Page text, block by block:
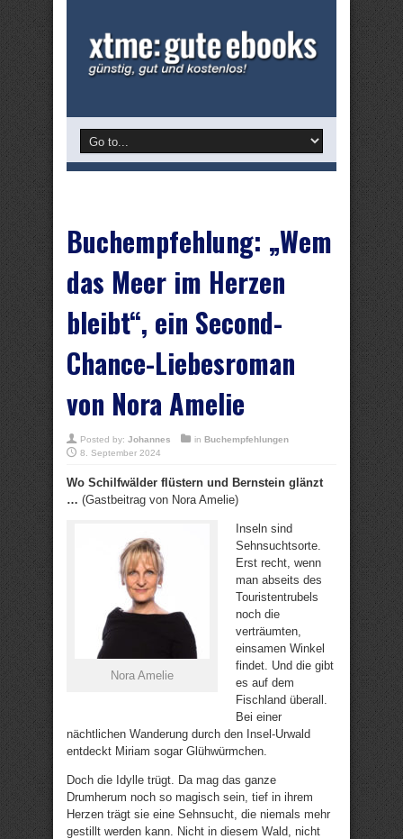
Buchempfehlung: „Wem
das Meer im Herzen
bleibt“, ein Second-
Chance-Liebesroman
von Nora Amelie
Posted by: Johannes in Buchempfehlungen
8. September 2024
Wo Schilfwälder flüstern und Bernstein glänzt
… (Gastbeitrag von Nora Amelie)
Nora Amelie
Inseln sind
Sehnsuchtsorte.
Erst recht, wenn
man abseits des
Touristentrubels
noch die
verträumten,
einsamen Winkel
findet. Und die gibt
es auf dem
Fischland überall.
Bei einer
nächtlichen Wanderung durch den Insel-Urwald
entdeckt Miriam sogar Glühwürmchen.
Doch die Idylle trügt. Da mag das ganze
Drumherum noch so magisch sein, tief in ihrem
Herzen trägt sie eine Sehnsucht, die niemals mehr
gestillt werden kann. Nicht in diesem Wald, nicht